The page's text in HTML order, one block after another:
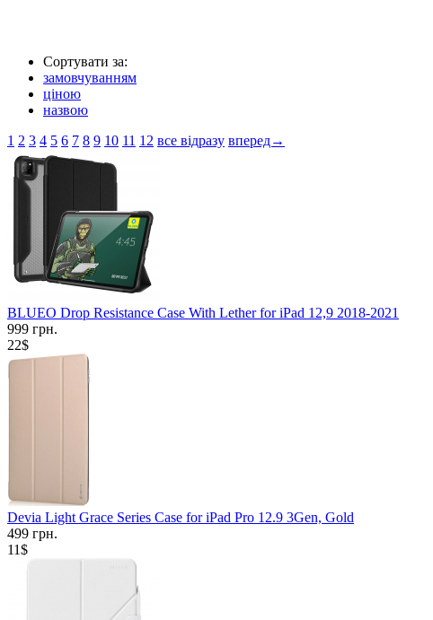
Сортувати за:
замовчуванням
ціною
назвою
1 2 3 4 5 6 7 8 9 10 11 12 все відразу вперед→
BLUEO Drop Resistance Case With Lether for iPad 12,9 2018-2021
999 грн.
22$
Devia Light Grace Series Case for iPad Pro 12.9 3Gen, Gold
499 грн.
11$